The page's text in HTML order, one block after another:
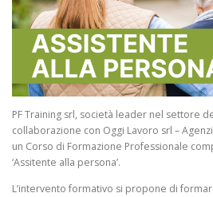
PF Training srl, società leader nel settore
collaborazione con Oggi Lavoro srl –
un Corso di Formazione Professionale
‘Assitente alla persona’.
L’intervento formativo si propone di